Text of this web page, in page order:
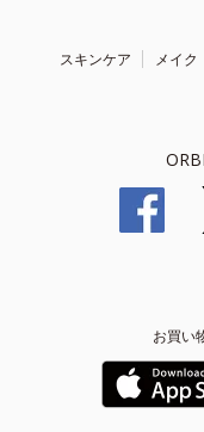
スキンケア メイク
お買い